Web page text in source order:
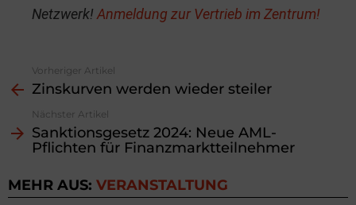
Netzwerk!Anmeldung zur Vertrieb im Zentrum!
more
Vorheriger Artikel
Zinskurven werden wieder steiler
Nächster Artikel
Sanktionsgesetz 2024: Neue AML-
Pflichten für Finanzmarktteilnehmer
MEHR AUS: VERANSTALTUNG